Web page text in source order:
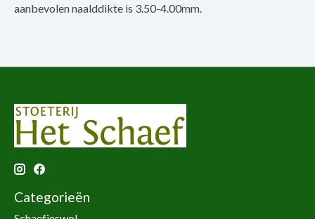
aanbevolen naalddikte is 3.50-4.00mm.
Categorieën